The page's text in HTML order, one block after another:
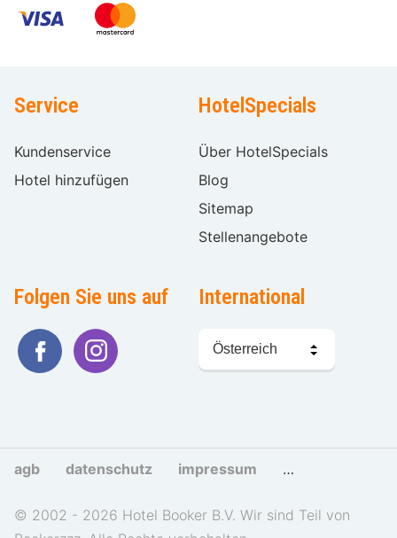
Service
Kundenservice
Hotel hinzufügen
HotelSpecials
Über HotelSpecials
Blog
Sitemap
Stellenangebote
Folgen Sie uns auf International
Sprache
wählen
agb datenschutz impressum cookies und
© 2002 - 2026 Hotel Booker B.V. Wir sind Teil von